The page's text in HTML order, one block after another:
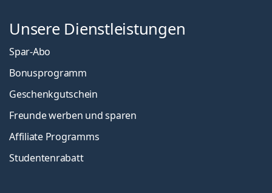
Unsere Dienstleistungen
Spar-Abo
Bonusprogramm
Geschenkgutschein
Freunde werben und sparen
Affiliate Programms
Studentenrabatt